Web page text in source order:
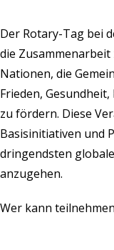
Der Rotary-Tag bei
die
Nationen, die
Frieden,
zu fördern. Diese
Basisinitiativen und
dringendsten
anzugehen.
Wer kann